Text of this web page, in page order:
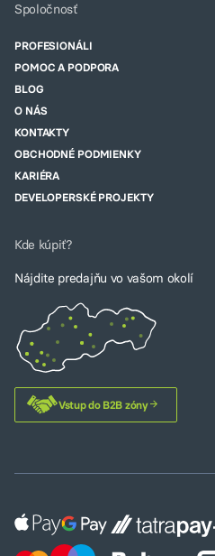
Spoločnosť
PROFESIONÁLI
POMOC A PODPORA
BLOG
O NÁS
KONTAKTY
OBCHODNÉ PODMIENKY
KARIÉRA
DEVELOPERSKÉ PROJEKTY
Kde kúpiť?
Nájdite predajňu vo vašom okolí
Vstup do B2B zóny